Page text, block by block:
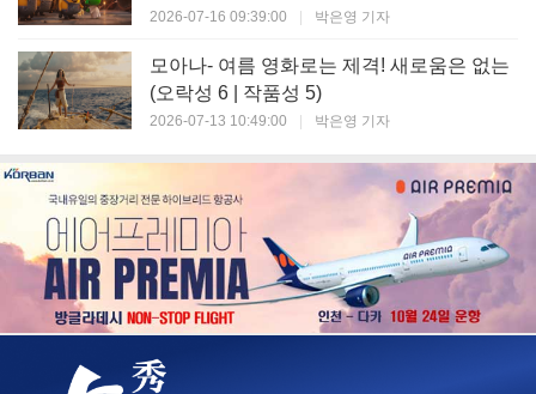
7 | 작품성 6)
2026-07-16 09:39:00 박은영 기자
모아나- 여름 영화로는 제격! 새로움은 없는
(오락성 6 | 작품성 5)
2026-07-13 10:49:00 박은영 기자